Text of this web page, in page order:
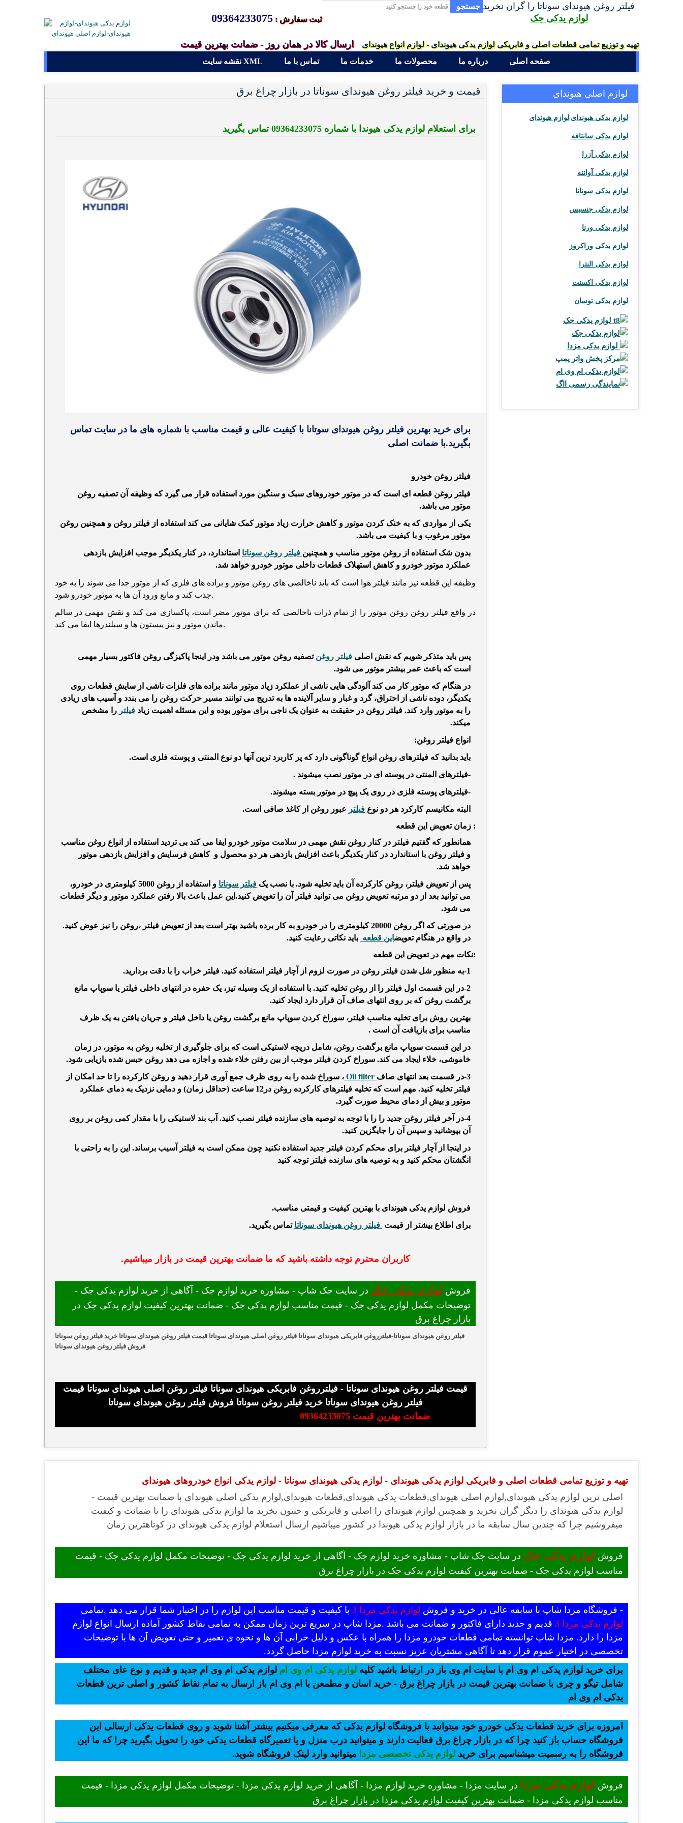
فیلتر روغن هیوندای سوناتا را گران نخرید
لوازم یدکی جک
ثبت سفارش : 09364233075
جستجو
تهیه و توزیع تمامی قطعات اصلی و فابریکی لوازم یدکی هیوندای - لوازم انواع هیوندای ارسال کالا در همان روز - ضمانت بهترین قیمت
نقشه سایت XML تماس با ما خدمات ما محصولات ما درباره ما صفحه اصلی
لوازم اصلی هیوندای
لوازم یدکی هیوندای|لوازم هیوندای
لوازم یدکی سانتافه
لوازم یدکی آزرا
لوازم یدکی آوانته
لوازم یدکی سوناتا
لوازم یدکی جنسیس
لوازم یدکی ورنا
لوازم یدکی وراکروز
لوازم یدکی النترا
لوازم یدکی اکسنت
لوازم یدکی توسان
لوازم یدکی جک t8
لوازم یدکی جک
مرکز پخش واتر پمپ
لوازم یدکی ام وی ام
نمایندگی رسمی ااگ
قیمت و خرید فیلتر روغن هیوندای سوناتا در بازار چراغ برق
برای استعلام لوازم یدکی هیوندا با شماره 09364233075 تماس بگیرید
برای خرید بهترین فیلتر روغن هیوندای سوتانا با کیفیت عالی و قیمت مناسب با شماره های ما در سایت تماس
بگیرید.با ضمانت اصلی
فیلتر روغن خودرو
فیلتر روغن قطعه ای است که در موتور خودروهای سبک و سنگین مورد استفاده قرار می گیرد که وظیفه آن تصفیه روغن
موتور می باشد.
یکی از مواردی که به خنک کردن موتور و کاهش حرارت زیاد موتور کمک شایانی می کند استفاده از فیلتر روغن و همچنین روغن
موتور مرغوب و با کیفیت می باشد.
بدون شک استفاده از روغن موتور مناسب و همچنین فیلتر روغن سوناتا استاندارد، در کنار یکدیگر موجب افزایش بازدهی
عملکرد موتور خودرو و کاهش استهلاک قطعات داخلی موتور خودرو خواهد شد.
وظیفه این قطعه نیز مانند فیلتر هوا است که باید ناخالصی های روغن موتور و براده های فلزی که از موتور جدا می شوند را به خود
جذب کند و مانع ورود آن ها به موتور خودرو شود.
در واقع فیلتر روغن روغن موتور را از تمام ذرات ناخالصی که برای موتور مضر است، پاکسازی می کند و نقش مهمی در سالم
ماندن موتور و نیز پیستون ها و سیلندرها ایفا می کند.
پس باید متذکر شویم که نقش اصلی فیلتر روغنتصفیه روغن موتور می باشد ودر اینجا پاکیزگی روغن فاکتور بسیار مهمی
است که باعث عمر بیشتر موتور می شود.
در هنگام که موتور کار می کند آلودگی هایی ناشی از عملکرد زیاد موتور مانند براده های فلزات ناشی از سایش قطعات روی
یکدیگر، دوده ناشی از احتراق، گرد و غبار و سایر آلاینده ها به تدریج می توانند مسیر حرکت روغن را می بندد و آسیب های زیادی
را به موتور وارد کند. فیلتر روغن در حقیقت به عنوان یک ناجی برای موتور بوده و این مسئله اهمیت زیاد فیلتر را مشخص
میکند.
انواع فیلتر روغن:
باید بدانید که فیلترهای روغن انواع گوناگونی دارد که پر کاربرد ترین آنها دو نوع المنتی و پوسته فلزی است.
-فیلترهای المنتی در پوسته ای در موتور نصب میشوند .
-فیلترهای پوسته فلزی در روی یک پیچ در موتور بسته میشوند.
البته مکانیسم کارکرد هر دو نوع فیلتر عبور روغن از کاغذ صافی است.
زمان تعویض این قطعه :
همانطور که گفتیم فیلتر در کنار روغن نقش مهمی در سلامت موتور خودرو ایفا می کند بی تردید استفاده از انواع روغن مناسب
و فیلتر روغن با استاندارد در کنار یکدیگر باعث افزایش بازدهی هر دو محصول و کاهش فرسایش و افزایش بازدهی موتور
خواهد شد.
پس از تعویض فیلتر، روغن کارکرده آن باید تخلیه شود. با نصب یک فیلتر سوناتا
و استفاده از روغن 5000 کیلومتری در خودرو،
می توانید بعد از دو مرتبه تعویض روغن می توانید فیلتر آن را تعویض کنید.این عمل باعث بالا رفتن عملکرد موتور و دیگر قطعات
می شود.
در صورتی که اگر روغن 20000 کیلومتری را در خودرو به کار برده باشید بهتر است بعد از تعویض فیلتر
،روغن را نیز عوض کنید.
در واقع در هنگام تعویضاین قطعه باید نکاتی رعایت کنید.
نکات مهم در تعویض این قطعه:
1-به منظور شل شدن فیلتر روغن
در صورت لزوم از آچار فیلتر استفاده کنید. فیلتر خراب را با دقت بردارید.
2-در این قسمت اول فیلتر را از روغن تخلیه کنید. با استفاده از یک وسیله تیز، یک حفره در انتهای داخلی فیلتر یا سوپاپ مانع
برگشت روغن که بر روی انتهای صاف آن قرار دارد ایجاد کنید.
بهترین روش برای تخلیه مناسب فیلتر، سوراخ کردن سوپاپ مانع برگشت روغن یا داخل فیلتر و جریان یافتن به یک ظرف
مناسب برای بازیافت آن است .
در این قسمت سوپاپ مانع برگشت روغن، شامل دریچه لاستیکی است که برای جلوگیری از تخلیه روغن به موتور، در زمان
خاموشی، خلاء ایجاد می کند. سوراخ کردن فیلتر موجب از بین رفتن خلاء شده و اجازه می دهد روغن حبس شده بازیابی شود.
3-در قسمت بعد انتهای صاف
Oil filter ، سوراخ شده را به روی ظرف جمع آوری قرار دهید و روغن کارکرده را تا حد امکان از
فیلتر تخلیه کنید. مهم است که تخلیه فیلترهای کارکرده روغن در12 ساعت (حداقل زمان) و دمایی نزدیک به دمای عملکرد
موتور و بیش از دمای محیط صورت گیرد.
4-در آخر فیلتر روغن جدید را را با توجه به توصیه های سازنده فیلتر نصب کنید. آب بند لاستیکی را با مقدار کمی روغن بر روی
آن بپوشانید و سپس آن را جایگزین کنید.
در اینجا از آچار فیلتر برای محکم کردن فیلتر جدید استفاده نکنید چون ممکن است به فیلتر آسیب برساند. این را به راحتی با
انگشتان محکم کنید و به توصیه های سازنده فیلتر توجه کنید
فروش لوازم یدکی هیوندای با بهترین کیفیت و قیمتی مناسب.
برای اطلاع بیشتر از قیمت فیلتر روغن هیوندای سوناتا تماس بگیرید.
کاربران محترم توجه داشته باشید که ما ضمانت بهترین قیمت در بازار میباشیم.
فروش لوازم یدکی جک در سایت جک شاپ - مشاوره خرید لوازم جک - آگاهی از خرید لوازم یدکی جک -
توضیحات مکمل لوازم یدکی جک - قیمت مناسب لوازم یدکی جک - ضمانت بهترین کیفیت لوازم یدکی جک در
بازار چراغ برق
فیلتر روغن هیوندای سوناتا-فیلترروغن فابریکی هیوندای سوناتا فیلتر روغن اصلی هیوندای سوناتا قیمت فیلتر روغن هیوندای سوناتا خرید فیلتر روغن سوناتا
فروش فیلتر روغن هیوندای سوناتا
قیمت فیلتر روغن هیوندای سوناتا - فیلترروغن فابریکی هیوندای سوناتا فیلتر روغن اصلی هیوندای سوناتا قیمت
فیلتر روغن هیوندای سوناتا خرید فیلتر روغن سوناتا فروش فیلتر روغن هیوندای سوناتا
ضمانت بهترین قیمت 09364233075
تهیه و توزیع تمامی قطعات اصلی و فابریکی لوازم یدکی هیوندای - لوازم یدکی هیوندای سوناتا - لوازم یدکی انواع خودروهای هیوندای
اصلی ترین لوازم یدکی هیوندای,لوازم اصلی هیوندای,قطعات یدکی هیوندای,قطعات هیوندای,لوازم یدکی اصلی هیوندای با ضمانت بهترین قیمت -
لوازم یدکی هیوندای را دیگر گران نخرید و همچنین لوازم هیوندای را اصلی و فابریکی و جنیون بخرید ما لوازم یدکی هیوندای را با ضمانت و کیفیت
میفروشیم چرا که چندین سال سابقه ما در بازار لوازم یدکی هیوندا در کشور میباشیم ارسال استعلام لوازم یدکی هیوندای در کوتاهترین زمان
فروش لوازم یدکی جک در سایت جک شاپ - مشاوره خرید لوازم جک - آگاهی از خرید لوازم یدکی جک - توضیحات مکمل لوازم یدکی جک - قیمت
مناسب لوازم یدکی جک - ضمانت بهترین کیفیت لوازم یدکی جک در بازار چراغ برق
- فروشگاه مزدا شاپ با سابقه عالی در خرید و فروش لوازم یدکی مزدا 3
با کیفیت و قیمت مناسب این لوازم را در اختیار شما قرار می دهد .تمامی
لوازم یدکی مزدا 3
قدیم و جدید دارای فاکتور و ضمانت می باشد .مزدا شاپ در سریع ترین زمان ممکن به تمامی نقاط کشور آماده ارسال انواع لوازم
مزدا را دارد. مزدا شاپ توانسته تمامی قطعات خودرو مزدا را همراه با عکس و دلیل خرابی آن ها و نحوه ی تعمیر و حتی تعویض آن ها با توضیحات
تخصصی در اختیار عموم قرار دهد تا آگاهی مشتریان عزیز نسبت به خرید لوازم مزدا حاصل گردد.
برای خرید لوازم یدکی ام وی ام با سایت ام وی باز در ارتباط باشید کلیه لوازم یدکی ام وی ام لوازم یدکی ام وی ام جدید و قدیم و نوع عای مختلف
شامل تیگو و چری با ضمانت بهترین قیمت در بازار چراغ برق - خرید اسان و مطمعن با ام وی ام باز ارسال به تمام نقاط کشور و اصلی ترین قطعات
یدکی ام وی ام
امروزه برای خرید قطعات یدکی خودرو خود میتوانید با فروشگاه لوازم یدکی که معرفی میکنیم بیشتر آشنا شوید و روی قطعات یدکی ارسالی این
فروشگاه حساب باز کنید چرا که در بازار چراغ برق فعالیت دارند و میتوانید درب منزل و یا تعمیرگاه قطعات یدکی خود را تحویل بگیرید چرا که ما این
فروشگاه را به رسمیت میشناسیم برای خرید لوازم یدکی تخصصی مزدا میتوانید وارد لینک فروشگاه شوید.
فروش لوازم یدکی مزدا در سایت مزدا - مشاوره خرید لوازم مزدا - آگاهی از خرید لوازم یدکی مزدا - توضیحات مکمل لوازم یدکی مزدا - قیمت
مناسب لوازم یدکی مزدا - ضمانت بهترین کیفیت لوازم یدکی مزدا در بازار چراغ برق